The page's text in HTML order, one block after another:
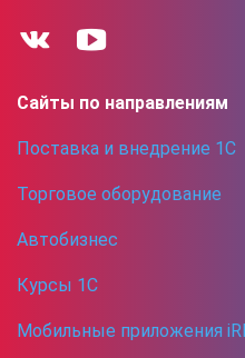
Сайты по направлениям
Поставка и внедрение 1С
Торговое оборудование
Автобизнес
Курсы 1С
Мобильные приложения